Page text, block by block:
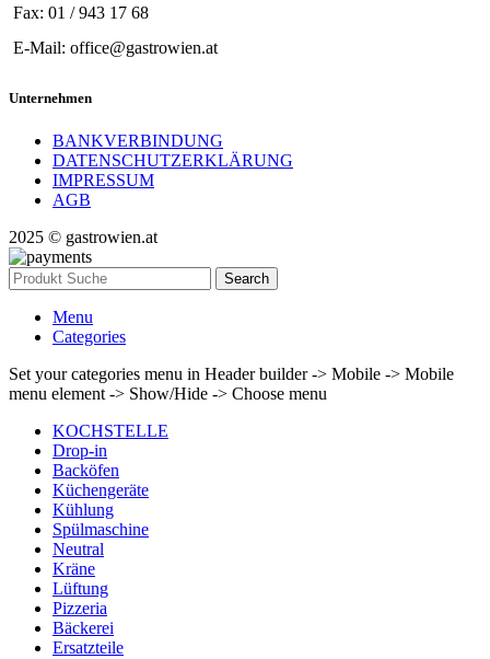
Fax: 01 / 943 17 68
E-Mail: office@gastrowien.at
Unternehmen
BANKVERBINDUNG
DATENSCHUTZERKLÄRUNG
IMPRESSUM
AGB
2025 © gastrowien.at
Search
Menu
Categories
Set your categories menu in Header builder -> Mobile -> Mobile
menu element -> Show/Hide -> Choose menu
KOCHSTELLE
Drop-in
Backöfen
Küchengeräte
Kühlung
Spülmaschine
Neutral
Kräne
Lüftung
Pizzeria
Bäckerei
Ersatzteile